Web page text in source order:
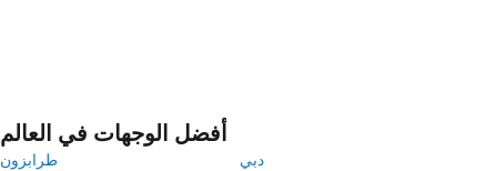
أفضل الوجهات في العالم
طرابزون
دبي